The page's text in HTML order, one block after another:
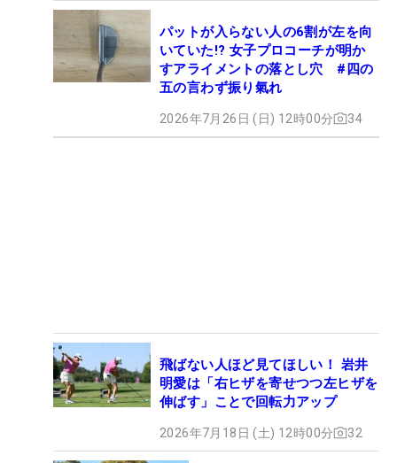
パットが入らない人の6割が左を向
いていた!? 女子プロコーチが明か
すアライメントの落とし穴 #四の
五の言わず振り氣れ
2026年7月26日 (日) 12時00分 34
飛ばない人ほど見てほしい！ 岩井
明愛は「右ヒザを寄せつつ左ヒザを
伸ばす」ことで回転力アップ
2026年7月18日 (土) 12時00分 32